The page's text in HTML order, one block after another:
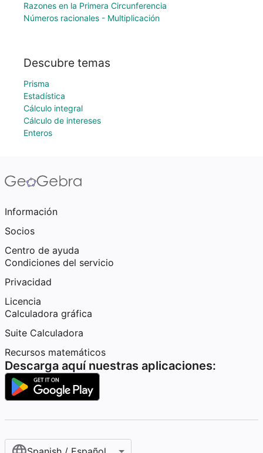
Razones en la Primera Circunferencia
Números racionales - Multiplicación
Descubre temas
Prisma
Estadística
Cálculo integral
Cálculo de intereses
Enteros
Información
Socios
Centro de ayuda
Condiciones del servicio
Privacidad
Licencia
Calculadora gráfica
Suite Calculadora
Recursos matemáticos
Descarga aquí nuestras aplicaciones: